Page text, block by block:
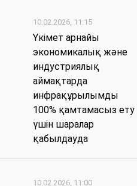
10.02.2026, 11:15
Үкімет арнайы
экономикалық және
индустриялық
аймақтарда
инфрақұрылымды
100% қамтамасыз ету
үшін шаралар
қабылдауда
10.02.2026, 11:00